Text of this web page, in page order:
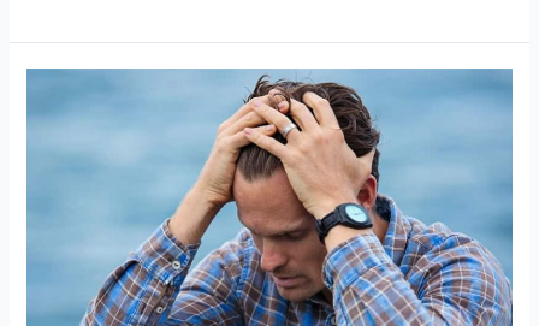
טיפול
בדיכאון,
מקיף
להבנה
וטיפול